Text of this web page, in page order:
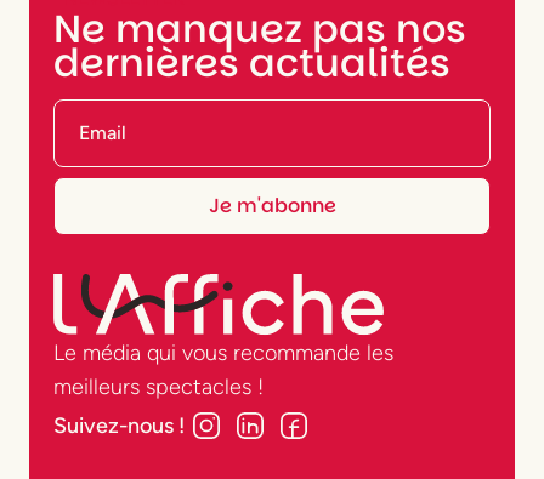
Ne manquez pas nos
dernières actualités
Le média qui vous recommande les
meilleurs spectacles !
Suivez-nous !